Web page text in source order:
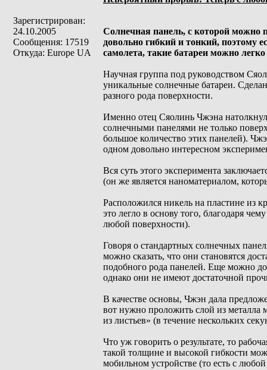
Зарегистрирован:
24.10.2005
Сообщения: 17519
Откуда: Europe UA
Солнечная панель, с которой можно
довольно гибкий и тонкий, поэтому
самолета, такие батареи можно
Научная группа под руководством
уникальные солнечные батареи.
разного рода поверхности.
Именно отец Сяолинь Чжэна
солнечными панелями не только
большое количество этих панелей).
одном довольно интересном
Вся суть этого эксперимента
(он же является наноматериалом,
Расположился никель на пластине из
это легло в основу того, благодаря
любой поверхности).
Говоря о стандартных солнечных
можно сказать, что они становятся
подобного рода панелей. Еще можно
однако они не имеют достаточной
В качестве основы, Чжэн дала
вот нужно проложить слой из металла
из листьев» (в течение нескольких
Что уж говорить о результате, то
такой толщине и высокой гибкости
мобильном устройстве (то есть с